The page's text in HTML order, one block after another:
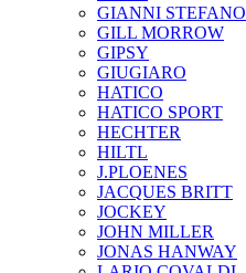
GIANNI STEFANO
GILL MORROW
GIPSY
GIUGIARO
HATICO
HATICO SPORT
HECHTER
HILTL
J.PLOENES
JAСQUES BRITT
JOCKEY
JOHN MILLER
JONAS HANWAY